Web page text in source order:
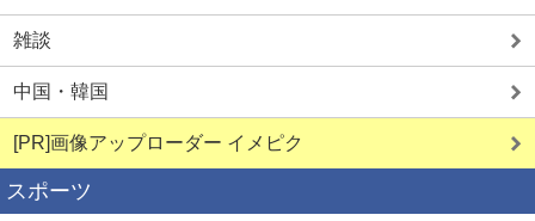
雑談
中国・韓国
[PR]画像アップローダー イメピク
スポーツ